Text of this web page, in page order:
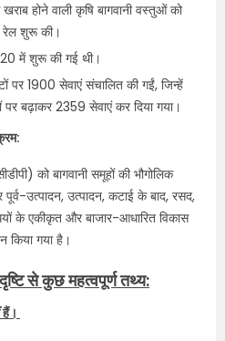
होने वाली कृषि बागवानी वस्तुओं को
रेल शुरू की।
में शुरू की गई थी।
1900 सेवाएं संचालित की गईं, जिन्हें
बढ़ाकर 2359 सेवाएं कर दिया गया।
को बागवानी समूहों की भौगोलिक
पूर्व-उत्पादन, उत्पादन, कटाई के बाद, रसद,
के एकीकृत और बाजार-आधारित विकास
किया गया है।
से कुछ महत्वपूर्ण तथ्य: